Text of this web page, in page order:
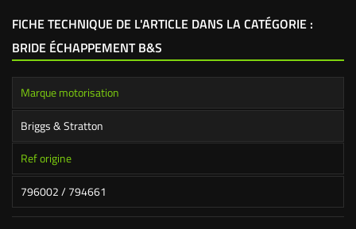
FICHE TECHNIQUE DE L'ARTICLE DANS LA CATÉGORIE :
BRIDE ÉCHAPPEMENT B&S
Marque motorisation
Briggs & Stratton
Ref origine
796002 / 794661